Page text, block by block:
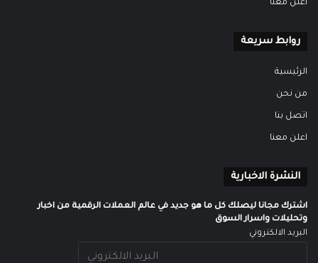
اعلن معنا
روابط سريعة
الرئيسية
من نحن
اتصل بنا
اعلن معنا
النشرة الاخبارية
اشترك مجانا ليصلك كل ما هو جديد في عالم العملات الرقمية من اخبار
وتحليلات واسرار السوق
البريد الالكتروني